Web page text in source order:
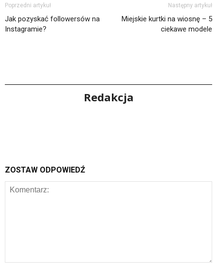
Poprzedni artykuł
Jak pozyskać followersów na
Instagramie?
Następny artykuł
Miejskie kurtki na wiosnę – 5
ciekawe modele
Redakcja
ZOSTAW ODPOWIEDŹ